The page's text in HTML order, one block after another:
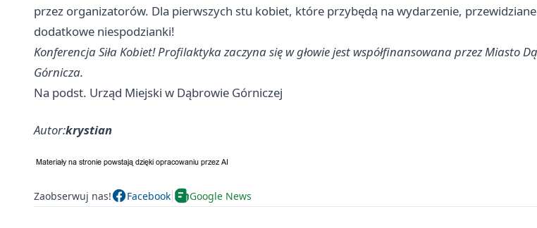
przez organizatorów. Dla pierwszych stu kobiet, które przybędą na wydarzenie,
dodatkowe niespodzianki!
Konferencja Siła Kobiet! Profilaktyka zaczyna się w głowie jest współfinansowana przez Miasto
Górnicza.
Na podst. Urząd Miejski w Dąbrowie Górniczej
Autor:krystian
Zaobserwuj nas! Facebook Google News